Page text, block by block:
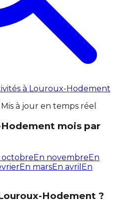
à Louroux-Hodement
à jour en temps réel
mois par
octobreEn novembreEn
En marsEn avril En
Hodement ?